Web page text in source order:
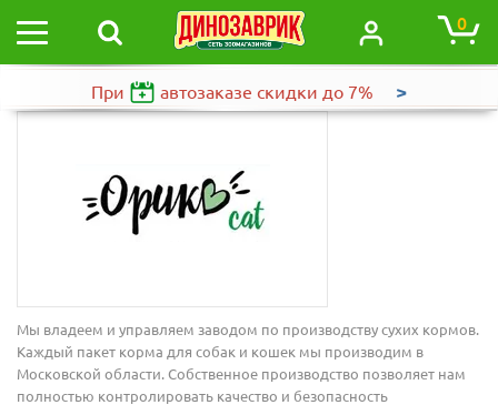
0
При автозаказе скидки до 7% >
Мы владеем и управляем заводом по производству сухих кормов.
Каждый пакет корма для собак и кошек мы производим в
Московской области. Собственное производство позволяет нам
полностью контролировать качество и безопасность